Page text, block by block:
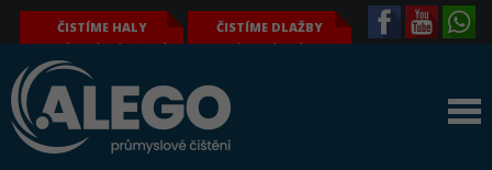
ČISTÍME HALY
průmyslové čištění
výrobních hal – tj.
obvodových plášťů,
světlíků, jeřábů a
jeřábových drah,
konstrukcí, podlahy
ČISTÍME DLAŽBY
komplexní a
zámkových a jiných
dlažeb, parkovacích